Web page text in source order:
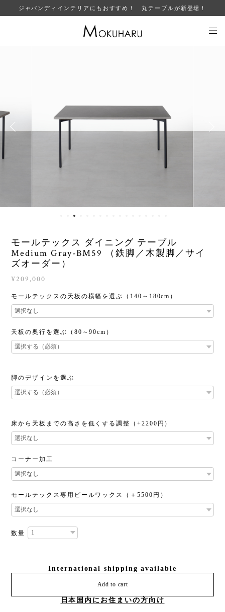
ジャパンディインテリアにもおすすめ！ 丸テーブルが新登場！
モールテックス ダイニング テーブル
Medium Gray-BM59 （鉄脚／木製脚／サイ
ズオーダー）
¥209,000
モールテックスの天板の横幅を選ぶ（140～180cm）
天板の奥行を選ぶ（80～90cm）
脚のデザインを選ぶ
床から天板までの高さを低くする調整（+2200円）
コーナー加工
モールテックス専用ビールワックス（＋5500円）
数量
International shipping available
Add to cart
日本国内にお住まいの方向け